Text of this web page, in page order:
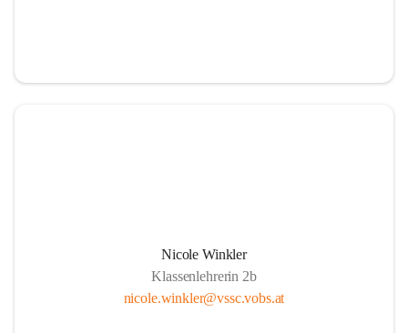
Nicole Winkler
Klassenlehrerin 2b
nicole.winkler@vssc.vobs.at